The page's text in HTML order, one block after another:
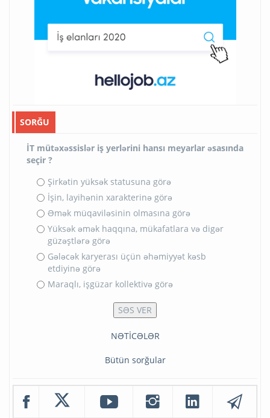
SORĞU
İT mütəxəssislər iş yerlərini hansı meyarlar əsasında
seçir ?
Şirkətin yüksək statusuna görə
İşin, layihənin xarakterinə görə
Əmək müqaviləsinin olmasına görə
Yüksək əmək haqqına, mükafatlara və digər
güzəştlərə görə
Gələcək karyerası üçün əhəmiyyət kəsb
etdiyinə görə
Maraqlı, işgüzar kollektivə görə
NƏTİCƏLƏR
Bütün sorğular